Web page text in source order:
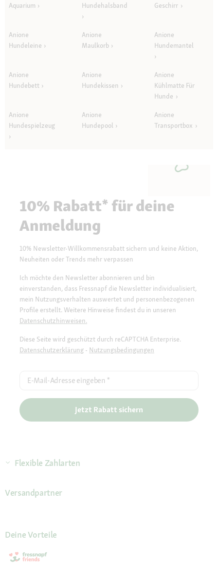
Aquarium
Hundehalsband
Geschirr
Anione
Hundeleine
Anione
Maulkorb
Anione
Hundemantel
Anione
Hundebett
Anione
Hundekissen
Anione
Kühlmatte Für
Hunde
Anione
Hundespielzeug
Anione
Hundepool
Anione
Transportbox
10% Rabatt* für deine
Anmeldung
10% Newsletter-Willkommensrabatt sichern und keine Aktion,
Neuheiten oder Trends mehr verpassen
Ich möchte den Newsletter abonnieren und bin
einverstanden, dass Fressnapf die Newsletter individualisiert,
mein Nutzungsverhalten auswertet und personenbezogenen
Profile erstellt. Weitere Hinweise findest du in unseren
Datenschutzhinweisen.
Diese Seite wird geschützt durch reCAPTCHA Enterprise.
Datenschutzerklärung - Nutzungsbedingungen
E-Mail-Adresse eingeben *
Jetzt Rabatt sichern
Flexible Zahlarten
Versandpartner
Deine Vorteile